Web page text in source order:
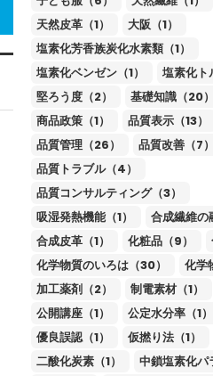
天然皮革（1）
大阪（1）
塩素化芳香族炭化水素類（1）
塩素化ベンゼン（1）
塩素化ト
堅ろう度（2）
基礎知識（20）
商品政策（1）
品質表示（13）
品質管理（26）
品質改善（7）
品質トラブル（4）
品質コンサルティング（3）
吸湿発熱機能（1）
合成繊維の
合成皮革（1）
化粧品（9）
化学物質のいろは（30）
化学
加工薬剤（2）
制電素材（1）
公開講座（1）
公定水分率（1）
優良誤認（1）
仮撚り法（1）
二酸化炭素（1）
中鎖塩素化パ